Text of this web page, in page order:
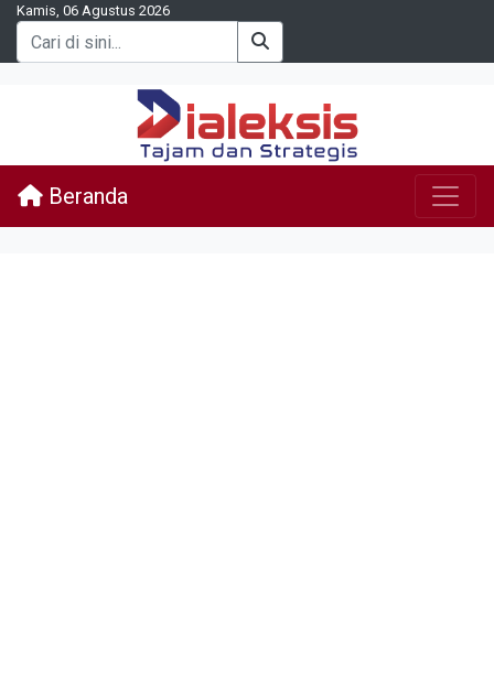
Kamis, 06 Agustus 2026
Beranda